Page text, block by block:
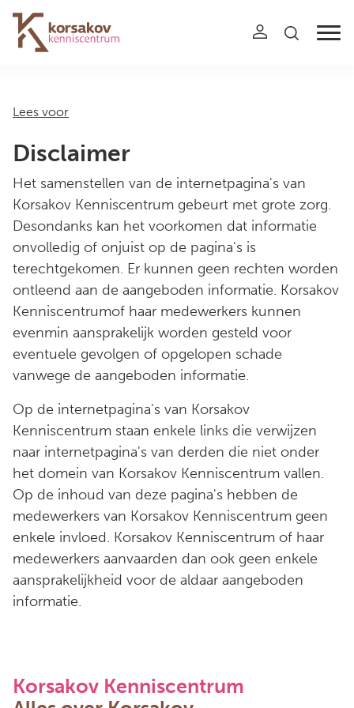
Navigation
Lees voor
Disclaimer
Het samenstellen van de internetpagina's van
Korsakov Kenniscentrum gebeurt met grote zorg.
Desondanks kan het voorkomen dat informatie
onvolledig of onjuist op de pagina's is
terechtgekomen. Er kunnen geen rechten worden
ontleend aan de aangeboden informatie. Korsakov
Kenniscentrumof haar medewerkers kunnen
evenmin aansprakelijk worden gesteld voor
eventuele gevolgen of opgelopen schade
vanwege de aangeboden informatie.
Op de internetpagina's van Korsakov
Kenniscentrum staan enkele links die verwijzen
naar internetpagina's van derden die niet onder
het domein van Korsakov Kenniscentrum vallen.
Op de inhoud van deze pagina's hebben de
medewerkers van Korsakov Kenniscentrum geen
enkele invloed. Korsakov Kenniscentrum of haar
medewerkers aanvaarden dan ook geen enkele
aansprakelijkheid voor de aldaar aangeboden
informatie.
Korsakov Kenniscentrum